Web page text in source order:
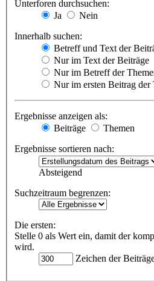
Unterforen durchsuchen:
Ja
Nein
Innerhalb suchen:
Betreff und Text der
Nur im Text der Beiträge
Nur im Betreff der
Nur im ersten Beitrag der
Ergebnisse anzeigen als:
Beiträge
Themen
Ergebnisse sortieren nach:
Absteigend
Suchzeitraum begrenzen:
Die ersten:
Stelle 0 als Wert ein, damit der
wird.
Zeichen der